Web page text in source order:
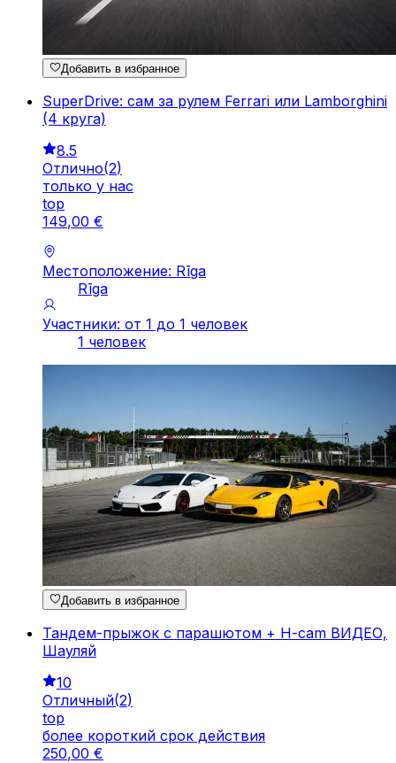
Добавить в избранное
SuperDrive: сам за рулем Ferrari или Lamborghini
(4 круга)
8.5
Отлично(2)
только у нас
top
149,00 €
Местоположение: Rīga
Rīga
Участники: от 1 до 1 человек
1 человек
Добавить в избранное
Тандем-прыжок с парашютом + H-cam ВИДЕО,
Шауляй
10
Отличный(2)
top
более короткий срок действия
250,00 €